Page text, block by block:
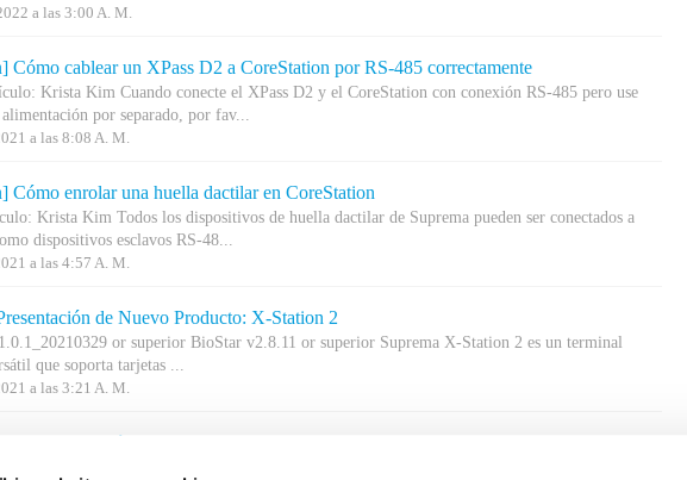
a las 3:00 A. M.
Cómo cablear un XPass D2 a CoreStation por RS-485 correctamente
Krista Kim Cuando conecte el XPass D2 y el CoreStation con conexión RS-485 pero use
por separado, por fav...
a las 8:08 A. M.
Cómo enrolar una huella dactilar en CoreStation
Krista Kim Todos los dispositivos de huella dactilar de Suprema pueden ser conectados a
dispositivos esclavos RS-48...
a las 4:57 A. M.
de Nuevo Producto: X-Station 2
or superior BioStar v2.8.11 or superior Suprema X-Station 2 es un terminal
que soporta tarjetas ...
a las 3:21 A. M.